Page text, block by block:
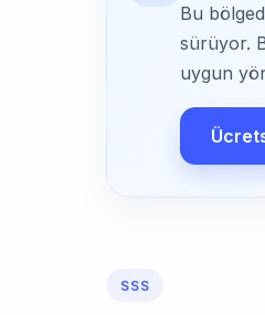
Bu
sürüyor.
uygun
SSS